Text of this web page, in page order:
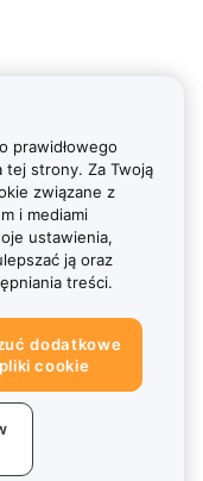
prawidłowego
tej strony. Za Twoją
związane z
i mediami
ustawienia,
ją oraz
treści.
dodatkowe
pliki cookie